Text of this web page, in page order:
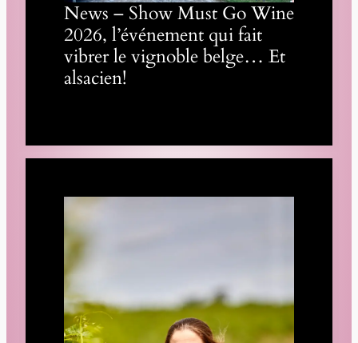
News – Show Must Go Wine
2026, l’événement qui fait
vibrer le vignoble belge… Et
alsacien!